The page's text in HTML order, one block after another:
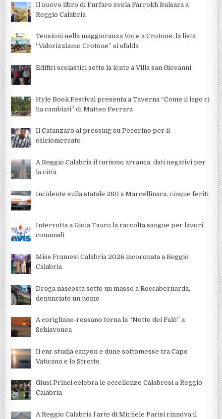
Il nuovo libro di Furfaro svela Farrokh Bulsara a
Reggio Calabria
Tensioni nella maggioranza Voce a Crotone, la lista
“Valorizziamo Crotone” si sfalda
Edifici scolastici sotto la lente a Villa san Giovanni
Hyle Book Festival presenta a Taverna “Come il lago ci
ha cambiati” di Matteo Ferrara
Il Catanzaro al pressing su Pecorino per il
calciomercato
A Reggio Calabria il turismo arranca, dati negativi per
la città
Incidente sulla statale 280 a Marcellinara, cinque feriti
Interrotta a Gioia Tauro la raccolta sangue per lavori
comunali
Miss Framesi Calabria 2026 incoronata a Reggio
Calabria
Droga nascosta sotto un masso a Roccabernarda,
denunciato un uomo
A corigliano-rossano torna la “Notte dei Falò” a
Schiavonea
Il cnr studia canyon e dune sottomesse tra Capo
Vaticano e lo Stretto
Giusi Princi celebra le eccellenze Calabresi a Reggio
Calabria
A Reggio Calabria l’arte di Michele Parisi rinnova il